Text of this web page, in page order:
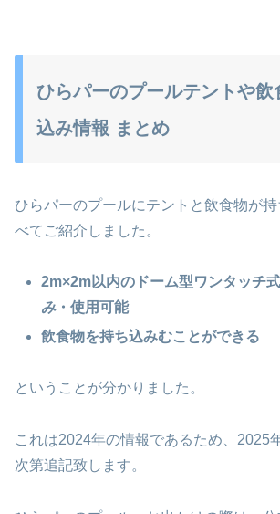
ひらパーのプールテントや飲
込み情報 まとめ
ひらパーのプールにテントと飲食物が
べてご紹介しました。
2m×2m以内のドーム型ワンタッチ式
み・使用可能
飲食物を持ち込みむことができる
ということが分かりました。
これは2024年の情報であるため、2025
次第追記致します。